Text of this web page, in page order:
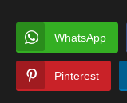
WhatsApp
Pinterest